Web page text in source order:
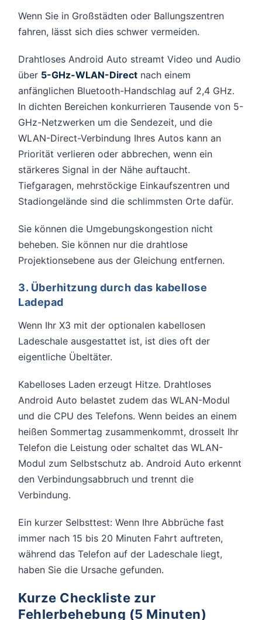
Wenn Sie in Großstädten oder Ballungszentren
fahren, lässt sich dies schwer vermeiden.
Drahtloses Android Auto streamt Video und Audio
über 5-GHz-WLAN-Direct nach einem
anfänglichen Bluetooth-Handschlag auf 2,4 GHz.
In dichten Bereichen konkurrieren Tausende von 5-
GHz-Netzwerken um die Sendezeit, und die
WLAN-Direct-Verbindung Ihres Autos kann an
Priorität verlieren oder abbrechen, wenn ein
stärkeres Signal in der Nähe auftaucht.
Tiefgaragen, mehrstöckige Einkaufszentren und
Stadiongelände sind die schlimmsten Orte dafür.
Sie können die Umgebungskongestion nicht
beheben. Sie können nur die drahtlose
Projektionsebene aus der Gleichung entfernen.
3. Überhitzung durch das kabellose
Ladepad
Wenn Ihr X3 mit der optionalen kabellosen
Ladeschale ausgestattet ist, ist dies oft der
eigentliche Übeltäter.
Kabelloses Laden erzeugt Hitze. Drahtloses
Android Auto belastet zudem das WLAN-Modul
und die CPU des Telefons. Wenn beides an einem
heißen Sommertag zusammenkommt, drosselt Ihr
Telefon die Leistung oder schaltet das WLAN-
Modul zum Selbstschutz ab. Android Auto erkennt
den Verbindungsabbruch und trennt die
Verbindung.
Ein kurzer Selbsttest: Wenn Ihre Abbrüche fast
immer nach 15 bis 20 Minuten Fahrt auftreten,
während das Telefon auf der Ladeschale liegt,
haben Sie die Ursache gefunden.
Kurze Checkliste zur
Fehlerbehebung (5 Minuten)